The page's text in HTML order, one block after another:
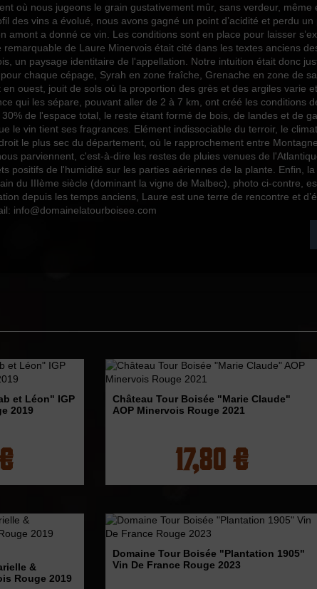
où nous jugeons le grain gustativement mûr, sans verdeur,
des vins a évolué, nous avons gagné un point d’acidité et perdu
a donné ce vin. Les conditions sont en place pour laisser
de Laure Minervois était cité dans les textes anciens
un paysage identitaire de l'appellation. Notre intuition était donc
chaque cépage, Syrah en zone fraîche, Grenache en zone de
ouest, jouit de sols où la proportion des grès et des argiles varie
qui les sépare, pouvant aller de 2 à 7 km, ont créé les conditions
de l'espace total, le reste étant formé de bois, de landes et de
le vin tient ses fragrances. Elément indissociable du terroir, le
le plus sec du département, où le rapprochement entre
parviennent, c'est-à-dire les restes de pluies venues de
positifs de l'humidité sur les parties aériennes de la plante. Enfin,
du IIIème siècle (dominant la vigne de Malbec), photo ci-contre,
depuis les temps anciens, Laure est une terre de rencontre et
info@domainelatourboisee.com
et Léon" IGP
2019
Château Tour Boisée "Marie Claude"
AOP Minervois Rouge 2021
17,80 €
&
Rouge 2019
Domaine Tour Boisée "Plantation 1905"
Vin De France Rouge 2023